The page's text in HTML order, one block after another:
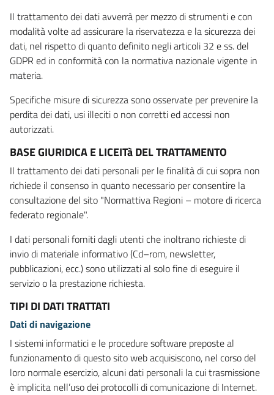
Il trattamento dei dati avverrà per mezzo di strumenti e con
modalità volte ad assicurare la riservatezza e la sicurezza dei
dati, nel rispetto di quanto definito negli articoli 32 e ss. del
GDPR ed in conformità con la normativa nazionale vigente in
materia.
Specifiche misure di sicurezza sono osservate per prevenire la
perdita dei dati, usi illeciti o non corretti ed accessi non
autorizzati.
BASE GIURIDICA E LICEITà DEL TRATTAMENTO
Il trattamento dei dati personali per le finalità di cui sopra non
richiede il consenso in quanto necessario per consentire la
consultazione del sito "Normattiva Regioni – motore di ricerca
federato regionale".
I dati personali forniti dagli utenti che inoltrano richieste di
invio di materiale informativo (Cd–rom, newsletter,
pubblicazioni, ecc.) sono utilizzati al solo fine di eseguire il
servizio o la prestazione richiesta.
TIPI DI DATI TRATTATI
Dati di navigazione
I sistemi informatici e le procedure software preposte al
funzionamento di questo sito web acquisiscono, nel corso del
loro normale esercizio, alcuni dati personali la cui trasmissione
è implicita nell’uso dei protocolli di comunicazione di Internet.